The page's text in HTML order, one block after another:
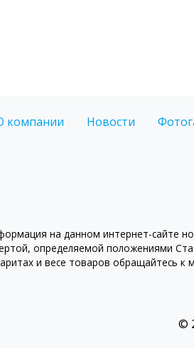
компании Новости
на данном интернет-сайте
определяемой положениями
и весе товаров обращайтесь
©